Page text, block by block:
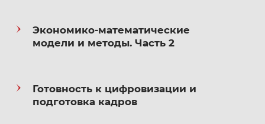
в высшей школе: технологии
искусственного интеллекта
2024 — МГИМО МИД России —
Организация и управление
Экономико-математические
модели и методы. Часть 2
Готовность к цифровизации и
подготовка кадров